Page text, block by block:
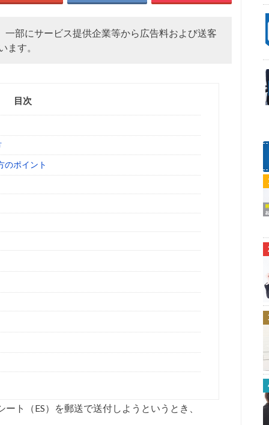
部にサービス提供企業等から広告料および送客
ます。
目次
のポイント
ト（ES）を郵送で送付しようというとき、